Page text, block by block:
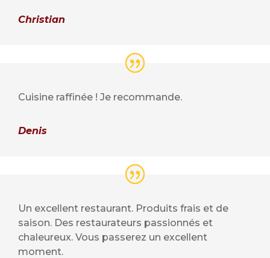
Christian
Cuisine raffinée ! Je recommande.
Denis
Un excellent restaurant. Produits frais et de
saison. Des restaurateurs passionnés et
chaleureux. Vous passerez un excellent
moment.